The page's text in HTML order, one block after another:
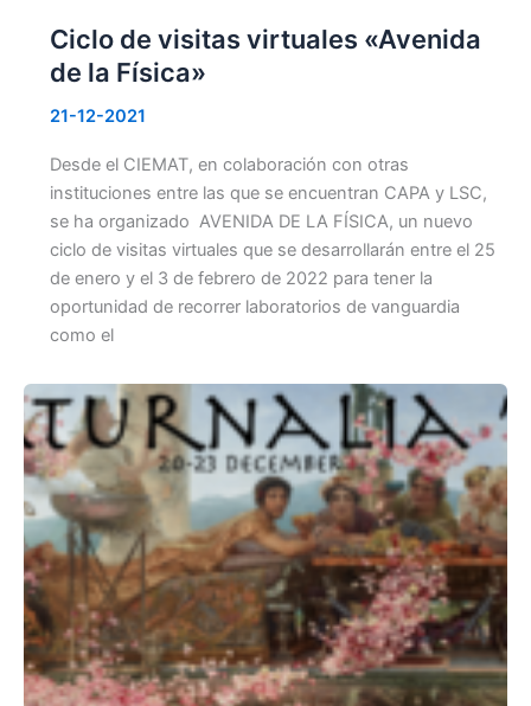
Ciclo de visitas virtuales «Avenida
de la Física»
21-12-2021
Desde el CIEMAT, en colaboración con otras
instituciones entre las que se encuentran CAPA y LSC,
se ha organizado AVENIDA DE LA FÍSICA, un nuevo
ciclo de visitas virtuales que se desarrollarán entre el 25
de enero y el 3 de febrero de 2022 para tener la
oportunidad de recorrer laboratorios de vanguardia
como el